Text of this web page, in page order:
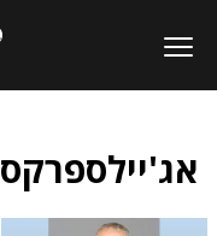
אג'יילספרקס